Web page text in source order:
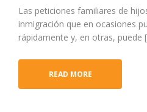
Las peticiones familiares de
inmigración que en ocasiones
rápidamente y, en otras, puede
READ MORE